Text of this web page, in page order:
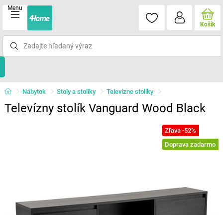
Menu
Košík
Nábytok Stoly a stolíky Televízne stolíky
Televízny stolík Vanguard Wood Black
Zľava -52%
Doprava zadarmo